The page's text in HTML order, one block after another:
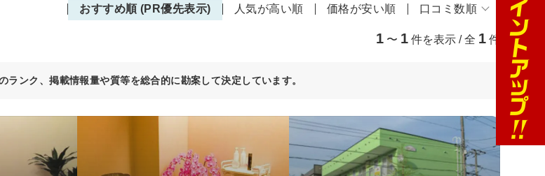
おすすめ順 (PR優先表示) 人気が高い順 価格が安い順 口コミ数順
1 〜 1 件を表示 / 全 1 件
ランク、掲載情報量や質等を総合的に勘案して決定しています。